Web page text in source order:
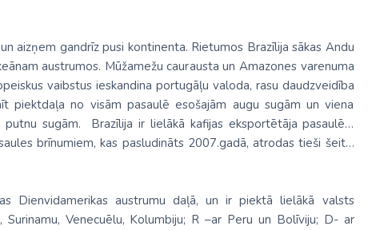
aizņem gandrīz pusi kontinenta. Rietumos Brazīlija sākas Andu
austrumos. Mūžamežu caurausta un Amazones varenuma
vaibstus ieskandina portugāļu valoda, rasu daudzveidība
piektdaļa no visām pasaulē esošajām augu sugām un viena
sugām. Brazīlija ir lielākā kafijas eksportētāja pasaulē…
brīnumiem, kas pasludināts 2007.gadā, atrodas tieši šeit…
Dienvidamerikas austrumu daļā, un ir piektā lielākā valsts
Venecuēlu, Kolumbiju; R –ar Peru un Bolīviju; D- ar